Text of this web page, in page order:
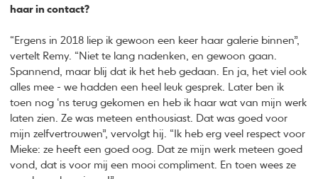
haar in contact?
“Ergens in 2018 liep ik gewoon een keer haar galerie binnen”,
vertelt Remy. “Niet te lang nadenken, en gewoon gaan.
Spannend, maar blij dat ik het heb gedaan. En ja, het viel ook
alles mee - we hadden een heel leuk gesprek. Later ben ik
toen nog ‘ns terug gekomen en heb ik haar wat van mijn werk
laten zien. Ze was meteen enthousiast. Dat was goed voor
mijn zelfvertrouwen”, vervolgt hij. “Ik heb erg veel respect voor
Mieke: ze heeft een goed oog. Dat ze mijn werk meteen goed
vond, dat is voor mij een mooi compliment. En toen wees ze